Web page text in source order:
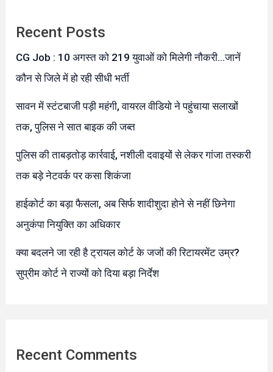
Recent Posts
CG Job : 10 अगस्त को 219 युवाओं को मिलेगी नौकरी…जानें
कौन से जिले में हो रही सीधी भर्ती
सावन में स्टंटबाजी पड़ी महंगी, वायरल वीडियो ने पहुंचाया सलाखों
तक, पुलिस ने सात बाइक की जब्त
पुलिस की ताबड़तोड़ कार्रवाई, नशीली दवाइयों से लेकर गांजा तस्करी
तक बड़े नेटवर्क पर कसा शिकंजा
हाईकोर्ट का बड़ा फैसला, अब सिर्फ शादीशुदा होने से नहीं छिनेगा
अनुकंपा नियुक्ति का अधिकार
क्या बदलने जा रही है ट्रायल कोर्ट के जजों की रिटायरमेंट उम्र?
सुप्रीम कोर्ट ने राज्यों को दिया बड़ा निर्देश
Recent Comments